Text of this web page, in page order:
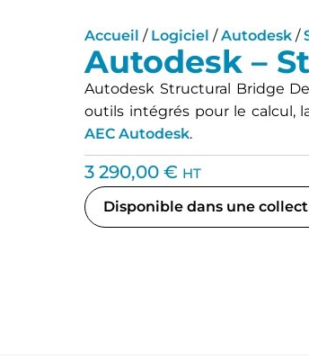
Accueil / Logiciel /Autodesk /
Autodesk –
Autodesk Structural Bridge
outils intégrés pour le calcul,
AEC Autodesk.
3 290,00€ HT
Disponible dans une